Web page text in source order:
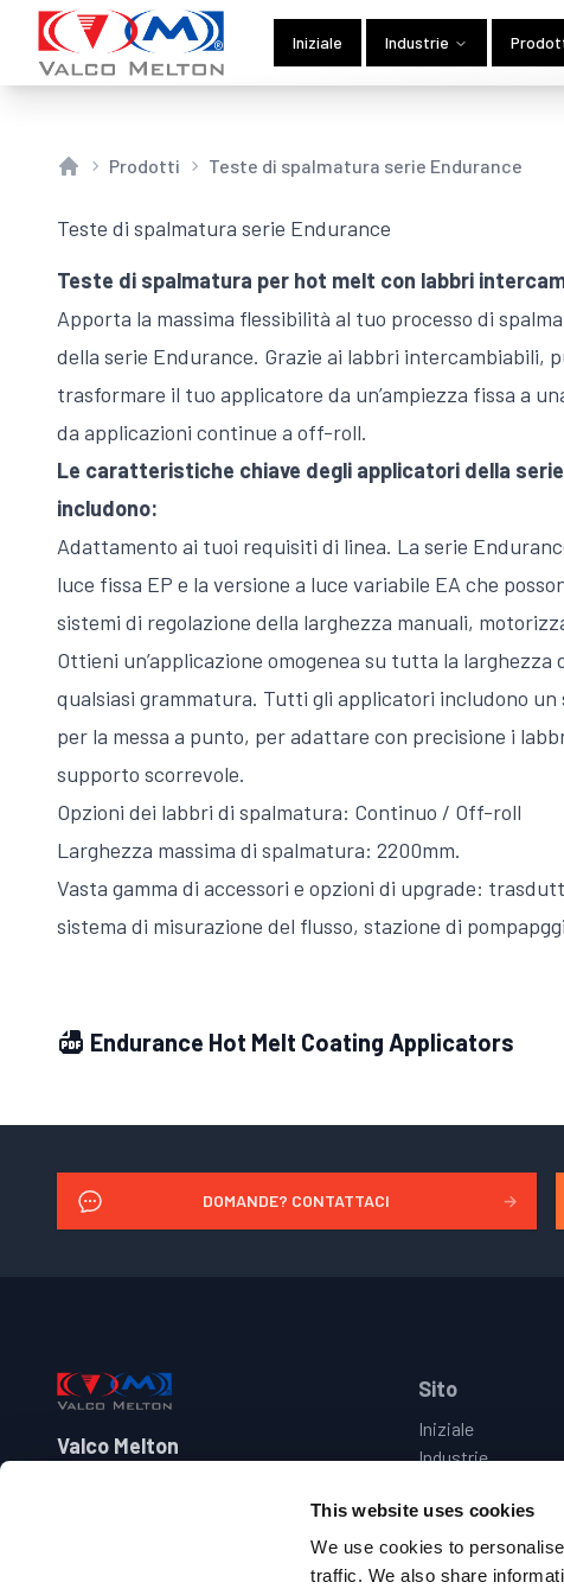
This website uses cookies
We use cookies to
traffic. We also share
Iniziale Industrie
Prodotti Teste di spalmatura serie Endurance
Teste di spalmatura serie Endurance
Teste di spalmatura per hot melt con labbri
Apporta la massima flessibilità al tuo processo di
della serie Endurance. Grazie ai labbri intercambiabili,
trasformare il tuo applicatore da un’ampiezza fissa a
da applicazioni continue a off-roll.
Le caratteristiche chiave degli applicatori della
includono:
Adattamento ai tuoi requisiti di linea. La serie
luce fissa EP e la versione a luce variabile EA che
sistemi di regolazione della larghezza manuali,
Ottieni un’applicazione omogenea su tutta la larghezza
qualsiasi grammatura. Tutti gli applicatori includono un
per la messa a punto, per adattare con precisione i
supporto scorrevole.
Opzioni dei labbri di spalmatura: Continuo / Off-roll
Larghezza massima di spalmatura: 2200mm.
Vasta gamma di accessori e opzioni di upgrade:
sistema di misurazione del flusso, stazione di
Endurance Hot Melt Coating Applicators
DOMANDE? CONTATTACI →
Footer Sito
Iniziale
Industrie
Marche
Assistenza
Contattaci
Valco Melton